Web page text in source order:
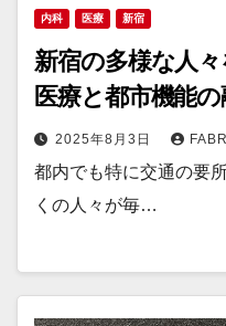
内科 医療 新宿
新宿の多様な人
医療と都市機能
2025年8月3日
都内でも特に交通の要
くの人々が毎…